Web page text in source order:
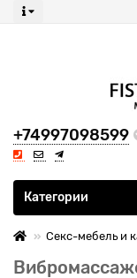
+74997098599
Все категории
Категории
Секс-мебель и